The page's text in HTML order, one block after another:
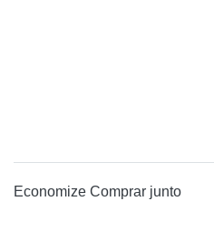
Economize Comprar junto